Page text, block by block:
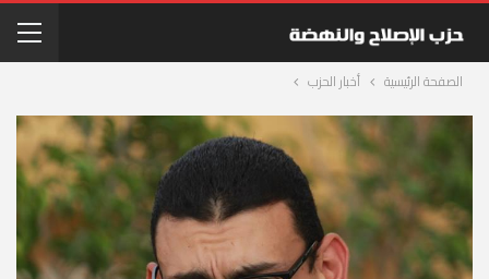
الصفحة الرئيسية أخبار الحزب